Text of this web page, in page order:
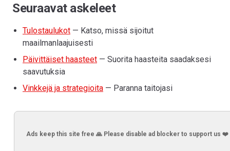
Seuraavat askeleet
Tulostaulukot — Katso, missä sijoitut
maailmanlaajuisesti
Päivittäiset haasteet — Suorita haasteita saadaksesi
saavutuksia
Vinkkejä ja strategioita — Paranna taitojasi
Ads keep this site free 🙏 Please disable ad blocker to support us ❤️